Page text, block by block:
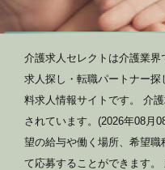
介護求人セレクトは介護業界
求人探し・転職パートナー
料求人情報サイトです。 介
されています。(2026年08月
望の給与や働く場所、希望
て応募することができます